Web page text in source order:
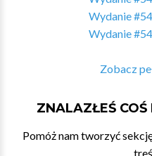
Wydanie
Wydanie
Zobacz
ZNALAZŁEŚ COŚ
Pomóż nam tworzyć